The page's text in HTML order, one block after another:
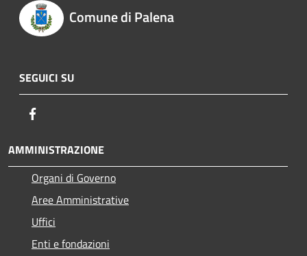
Comune di Palena
SEGUICI SU
AMMINISTRAZIONE
Organi di Governo
Aree Amministrative
Uffici
Enti e fondazioni